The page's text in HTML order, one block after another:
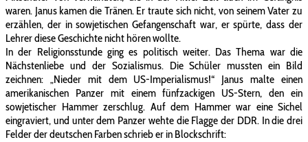
waren. Janus kamen die Tränen. Er traute sich nicht, von seinem Vater zu
erzählen, der in sowjetischen Gefangenschaft war, er spürte, dass der
Lehrer diese Geschichte nicht hören wollte.
In der Religionsstunde ging es politisch weiter. Das Thema war die
Nächstenliebe und der Sozialismus. Die Schüler mussten ein Bild
zeichnen: „Nieder mit dem US-Imperialismus!“ Janus malte einen
amerikanischen Panzer mit einem fünfzackigen US-Stern, den ein
sowjetischer Hammer zerschlug. Auf dem Hammer war eine Sichel
eingraviert, und unter dem Panzer wehte die Flagge der DDR. In die drei
Felder der deutschen Farben schrieb er in Blockschrift: